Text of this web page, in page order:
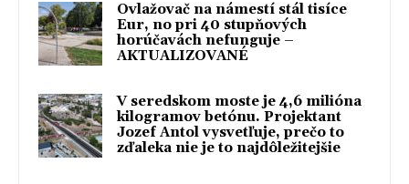
Ovlažovač na námestí stál tisíce
Eur, no pri 40 stupňových
horúčavách nefunguje –
AKTUALIZOVANÉ
V seredskom moste je 4,6 milióna
kilogramov betónu. Projektant
Jozef Antol vysvetľuje, prečo to
zďaleka nie je to najdôležitejšie